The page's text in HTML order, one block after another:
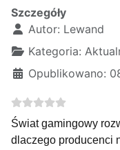
Szczegóły
Autor: Lewand
Kategoria:
Opublikowano:
Świat gamingowy
dlaczego producenci